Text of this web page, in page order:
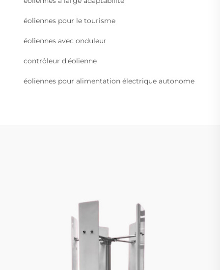
éoliennes pour le tourisme
éoliennes avec onduleur
contrôleur d'éolienne
éoliennes pour alimentation électrique autonome